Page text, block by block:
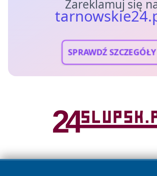
Zareklamuj się
SPRAWDŹ SZCZEGÓŁY